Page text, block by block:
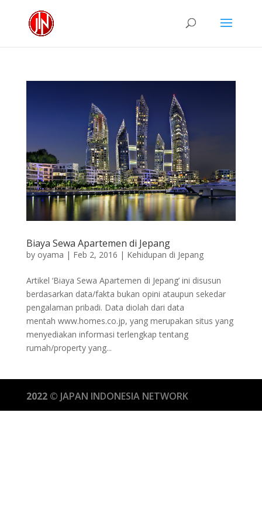
Biaya Sewa Apartemen di Jepang
by oyama | Feb 2, 2016 | Kehidupan di Jepang
Artikel ‘Biaya Sewa Apartemen di Jepang’ ini disusun
berdasarkan data/fakta bukan opini ataupun sekedar
pengalaman pribadi. Data diolah dari data
mentah www.homes.co.jp, yang merupakan situs yang
menyediakan informasi terlengkap tentang
rumah/property yang...
2022 © JAPAN INDONESIA NETWORK